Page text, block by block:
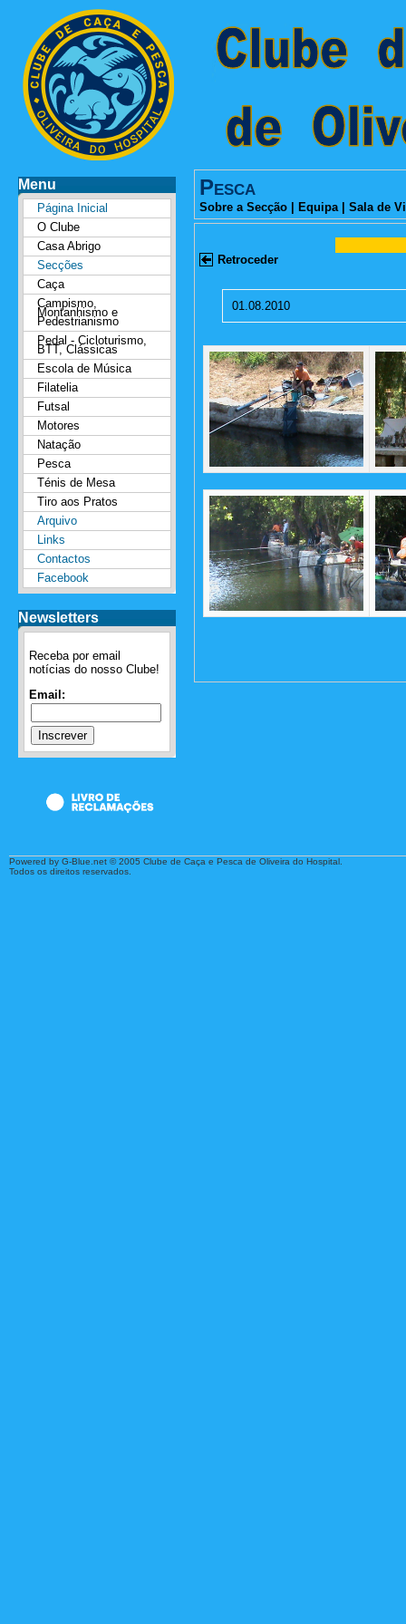
Menu
Página Inicial
O Clube
Casa Abrigo
Secções
Caça
Campismo,
Montanhismo e
Pedestrianismo
Pedal - Cicloturismo,
BTT, Clássicas
Escola de Música
Filatelia
Futsal
Motores
Natação
Pesca
Ténis de Mesa
Tiro aos Pratos
Arquivo
Links
Contactos
Facebook
Newsletters
Receba por email
notícias do nosso Clube!
Email:
Pesca
Sobre a Secção Equipa| Sala de
Retroceder
01.08.2010
Powered by G-Blue.net © 2005 Clube de Caça e Pesca de Oliveira do Hospital.
Todos os direitos reservados.